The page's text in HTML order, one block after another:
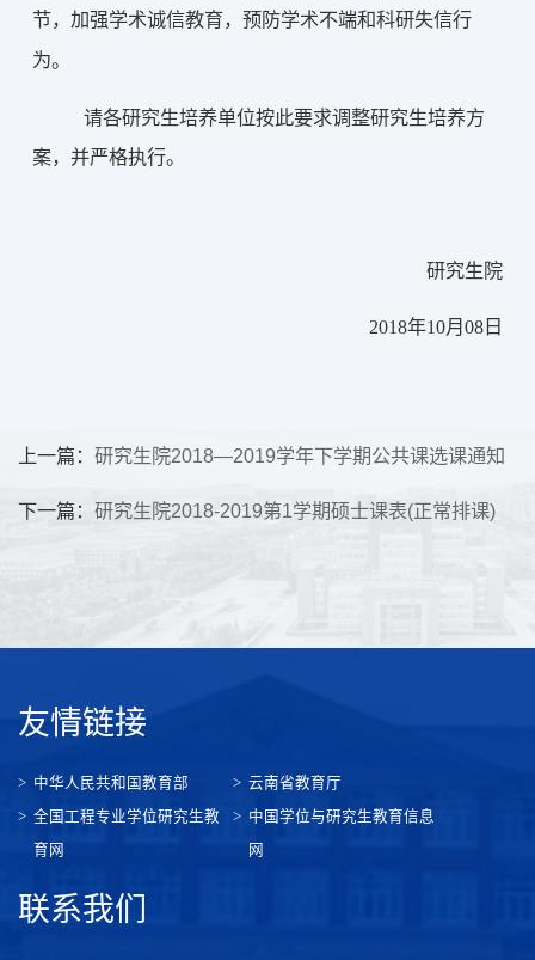
节，加强学术诚信教育，预防学术不端和科研失信行
为。
请各研究生培养单位按此要求调整研究生培养方
案，并严格执行。
研究生院
2018年10月 08 日
上一篇： 研究生院2018—2019学年下学期公共课选课通知
下一篇： 研究生院2018-2019第1学期硕士课表(正常排课)
友情链接
中华人民共和国教育部
云南省教育厅
全国工程专业学位研究生教
育网
中国学位与研究生教育信息
网
联系我们